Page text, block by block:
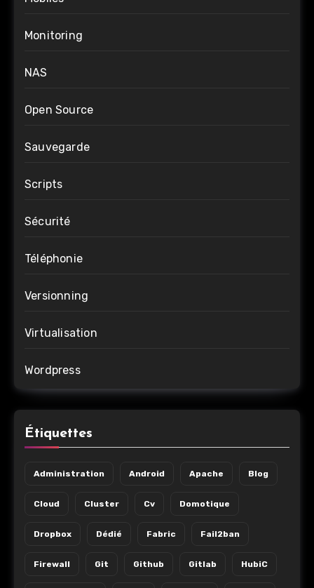
Monitoring
NAS
Open Source
Sauvegarde
Scripts
Sécurité
Téléphonie
Versionning
Virtualisation
Wordpress
Étiquettes
Administration Android Apache Blog
Cloud Cluster Cv Domotique
Dropbox Dédié Fabric Fail2ban
Firewall Git Github Gitlab HubiC